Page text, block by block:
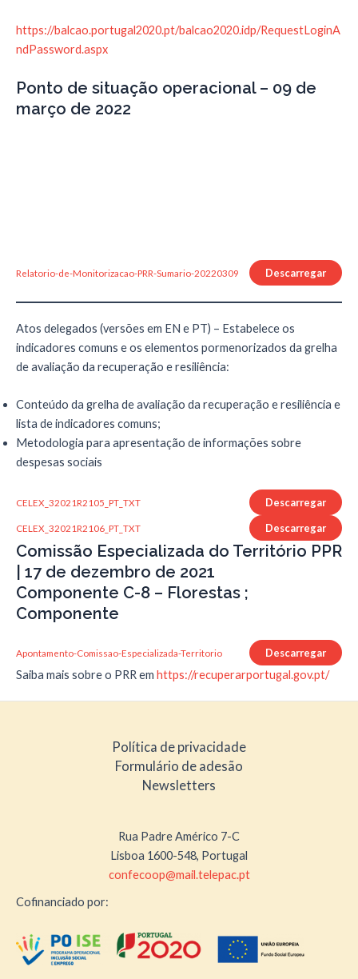
https://balcao.portugal2020.pt/balcao2020.idp/RequestLoginA
ndPassword.aspx
Ponto de situação operacional – 09 de
março de 2022
Relatorio-de-Monitorizacao-PRR-Sumario-20220309 Descarregar
Atos delegados (versões em EN e PT) – Estabelece os
indicadores comuns e os elementos pormenorizados da grelha
de avaliação da recuperação e resiliência:
Conteúdo da grelha de avaliação da recuperação e resiliência e
lista de indicadores comuns;
Metodologia para apresentação de informações sobre
despesas sociais
CELEX_32021R2105_PT_TXT Descarregar
CELEX_32021R2106_PT_TXT Descarregar
Comissão Especializada do Território PPR
| 17 de dezembro de 2021
Componente C-8 – Florestas ;
Componente
Apontamento-Comissao-Especializada-Territorio Descarregar
Saiba mais sobre o PRR em https://recuperarportugal.gov.pt/
Política de privacidade
Formulário de adesão
Newsletters
Rua Padre Américo 7-C
Lisboa 1600-548, Portugal
confecoop@mail.telepac.pt
Cofinanciado por: